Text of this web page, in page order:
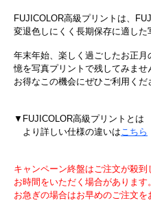
FUJICOLOR高級プリントは、
変退色しにくく長期保存に適した
年末年始、楽しく過ごしたお正
憶を写真プリントで残してみませ
お得なこの機会にぜひご利用くだ
▼FUJICOLOR高級プリントとは
より詳しい仕様の違いはこちら
キャンペーン終盤はご注文が殺
お時間をいただく場合があります。
お急ぎの場合はお早めのご注文を